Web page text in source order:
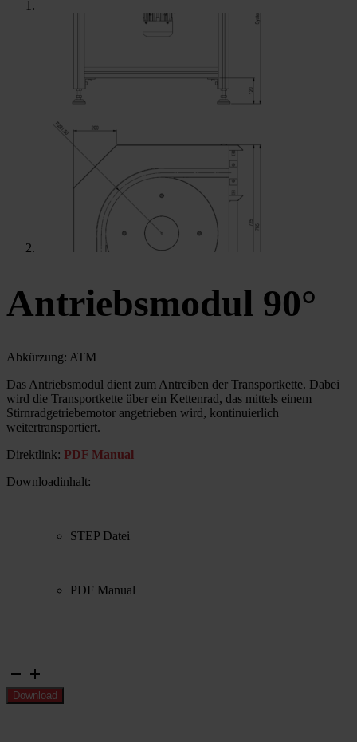
Antriebsmodul 90°
Abkürzung: ATM
Das Antriebsmodul dient zum Antreiben der Transportkette. Dabei
wird die Transportkette über ein Kettenrad, das mittels einem
Stirnradgetriebemotor angetrieben wird, kontinuierlich
weitertransportiert.
Direktlink: PDF Manual
Downloadinhalt:
STEP Datei
PDF Manual
Antriebsmodul
90°
Menge
Download